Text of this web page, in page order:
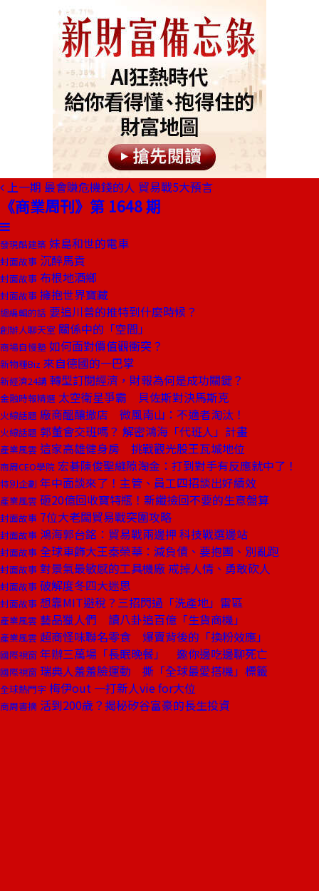
上一期 最會賺危機錢的人 貿易戰5大預言
《商業周刊》第 1648 期
發現酷建築 妹島和世的電車
封面故事 沉醉馬貢
封面故事 布根地酒鄉
封面故事 擁抱世界寶藏
總編輯的話 要追川普的推特到什麼時候？
創辦人聊天室 關係中的「空間」
商場自慢塾 如何面對價值觀衝突？
新物種Biz 來自德國的一巴掌
新經濟24講 轉型訂閱經濟，財報為何是成功關鍵？
金融時報精選 太空衛星爭霸 貝佐斯對決馬斯克
火線話題 廠商醞釀撤店 微風南山：不適者淘汰！
火線話題 郭董會交班嗎？ 解密鴻海「代班人」計畫
產業風雲 這家高雄健身房 挑戰觀光股王瓦城地位
商周CEO學院 宏碁陳俊聖縫隙淘金：打到對手有反應就中了！
特別企劃 年中面談來了！主管、員工四招談出好績效
產業風雲 砸20億回收寶特瓶！新纖撿回不要的生意盤算
封面故事 7位大老闆貿易戰突圍攻略
封面故事 鴻海郭台銘：貿易戰兩邊押 科技戰選邊站
封面故事 全球車飾大王秦榮華：減負債、要抱團、別亂跑
封面故事 對景氣最敏感的工具機廠 戒掉人情、勇敢砍人
封面故事 破解度冬四大迷思
封面故事 想靠MIT避稅？三招閃過「洗產地」雷區
產業風雲 藝品獵人們 讀八卦追百億「生貨商機」
產業風雲 超商怪味聯名零食 爆賣背後的「換粉效應」
國際視窗 年辦三萬場「長眠晚餐」 邀你邊吃邊聊死亡
國際視窗 瑞典人羞羞臉運動 撕「全球最愛搭機」標籤
全球熱門字 梅伊out 一打新人vie for大位
商周書摘 活到200歲？揭秘矽谷富豪的長生投資